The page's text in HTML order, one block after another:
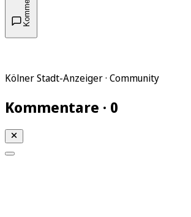
Kölner Stadt-Anzeiger · Community
Kommentare · 0